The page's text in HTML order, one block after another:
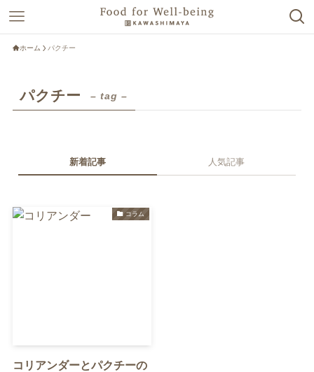
ホーム パクチー
パクチー – tag –
新着記事 人気記事
コラム
コリアンダーとパクチーの